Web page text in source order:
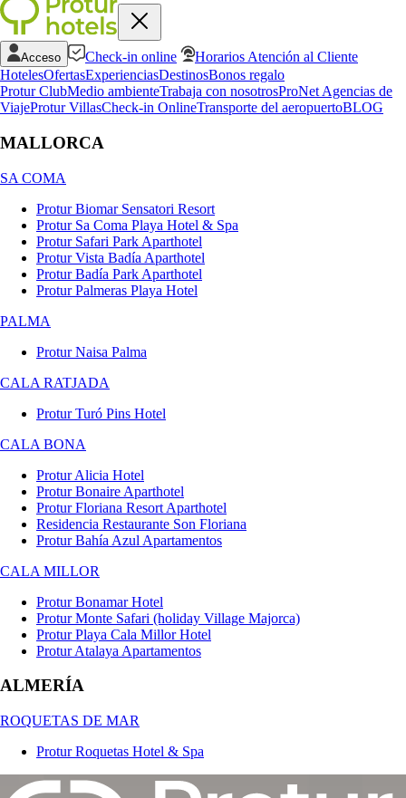
Acceso Check-in online
Horarios Atención al Cliente
HotelesOfertasExperienciasDestinosBonos regalo
Protur ClubMedio ambienteTrabaja con nosotrosProNet Agencias de
ViajeProtur VillasCheck-in OnlineTransporte del aeropuertoBLOG
MALLORCA
SA COMA
Protur Biomar Sensatori Resort
Protur Sa Coma Playa Hotel & Spa
Protur Safari Park Aparthotel
Protur Vista Badía Aparthotel
Protur Badía Park Aparthotel
Protur Palmeras Playa Hotel
PALMA
Protur Naisa Palma
CALA RATJADA
Protur Turó Pins Hotel
CALA BONA
Protur Alicia Hotel
Protur Bonaire Aparthotel
Protur Floriana Resort Aparthotel
Residencia Restaurante Son Floriana
Protur Bahía Azul Apartamentos
CALA MILLOR
Protur Bonamar Hotel
Protur Monte Safari (holiday Village Majorca)
Protur Playa Cala Millor Hotel
Protur Atalaya Apartamentos
ALMERÍA
ROQUETAS DE MAR
Protur Roquetas Hotel & Spa